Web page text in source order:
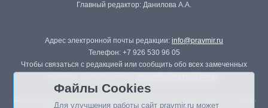
Главный редактор: Данилова А.А.
Адрес электронной почты редакции: info@pravmir.ru
Телефон: +7 926 530 96 05
Чтобы связаться с редакцией или сообщить обо всех замеченных
Републикация материалов сайта в печатных изданиях (книгах, прессе)
Файлы Cookies
Для улучшения работы сайт pravmir.ru может